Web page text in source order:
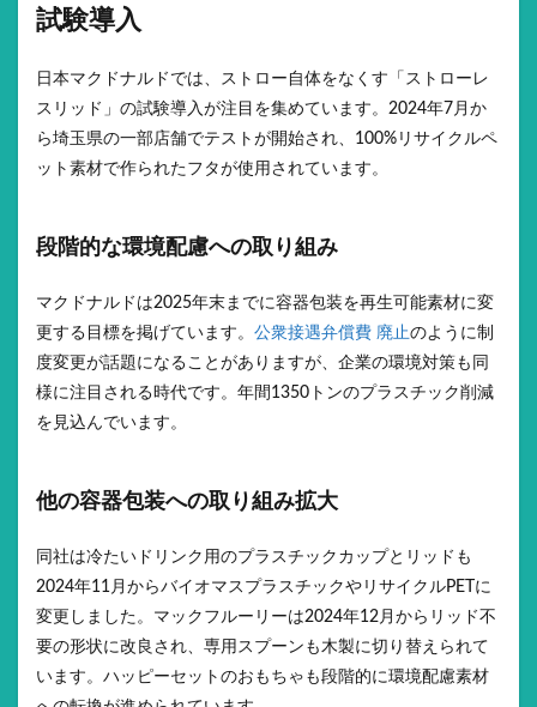
試験導入
日本マクドナルドでは、ストロー自体をなくす「ストローレ
スリッド」の試験導入が注目を集めています。2024年7月か
ら埼玉県の一部店舗でテストが開始され、100%リサイクルペ
ット素材で作られたフタが使用されています。
段階的な環境配慮への取り組み
マクドナルドは2025年末までに容器包装を再生可能素材に変
更する目標を掲げています。 公衆接遇弁償費 廃止のように制
度変更が話題になることがありますが、企業の環境対策も同
様に注目される時代です。年間1350トンのプラスチック削減
を見込んでいます。
他の容器包装への取り組み拡大
同社は冷たいドリンク用のプラスチックカップとリッドも
2024年11月からバイオマスプラスチックやリサイクルPETに
変更しました。マックフルーリーは2024年12月からリッド不
要の形状に改良され、専用スプーンも木製に切り替えられて
います。ハッピーセットのおもちゃも段階的に環境配慮素材